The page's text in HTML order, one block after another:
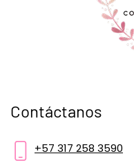
Contáctanos
+57 317 258 3590